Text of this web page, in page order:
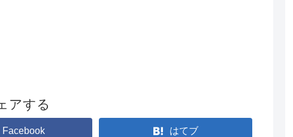
アする
Facebook はてブ